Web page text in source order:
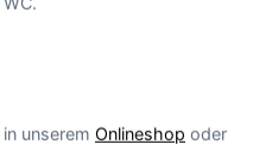
unserem Onlineshop oder